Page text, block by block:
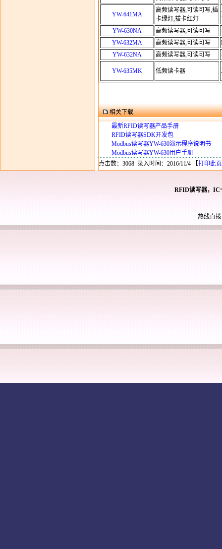
YW-641MA
高频读写器,可读可写,插
卡绿灯,拔卡红灯
YW-630NA 高频读写器,可读可写
YW-632MA
高频读写器,可读可写
YW-632NA
高频读写器,可读可写
YW-635MK 低频读卡器
相关下载
最新RFID读写器产品手册
RFID读写器SDK开发包
Modbus读写器YW-630演示程序说明书
Modbus读写器YW-630用户手册
点击数：3068 录入时间：2016/11/4 【打印此页
RFID读写器，IC
热线直拨